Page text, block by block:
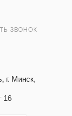
ЗВОНОК
г. Минск,
16